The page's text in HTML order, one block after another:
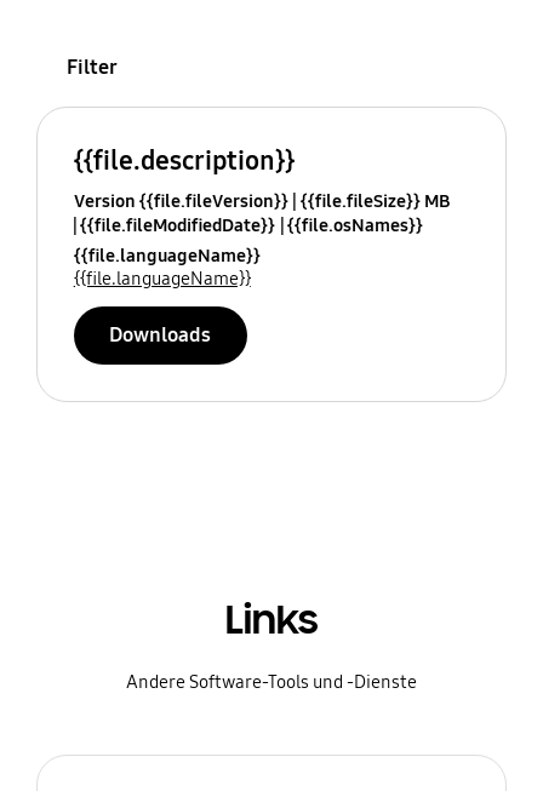
Filter
{{file.description}}
Version {{file.fileVersion}} {{file.fileSize}} MB
{{file.fileModifiedDate}} {{file.osNames}}
{{file.languageName}}
{{file.languageName}}
Downloads
Links
Andere Software-Tools und -Dienste